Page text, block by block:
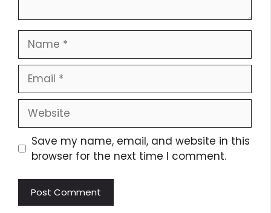
Save my name, email, and website in this
browser for the next time I comment.